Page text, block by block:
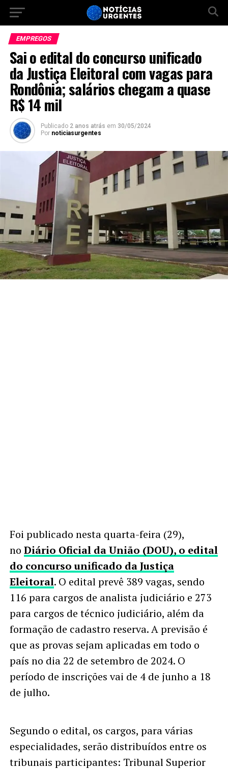
EMPREGOS
Sai o edital do concurso unificado
da Justiça Eleitoral com vagas para
Rondônia; salários chegam a quase
R$ 14 mil
Publicado 2 anos atrás em 30/05/2024
Por noticiasurgentes
Foi publicado nesta quarta-feira (29),
no Diário Oficial da União (DOU), o edital
do concurso unificado da Justiça
Eleitoral. O edital prevê 389 vagas, sendo
116 para cargos de analista judiciário e 273
para cargos de técnico judiciário, além da
formação de cadastro reserva. A previsão é
que as provas sejam aplicadas em todo o
país no dia 22 de setembro de 2024. O
período de inscrições vai de 4 de junho a 18
de julho.
Segundo o edital, os cargos, para várias
especialidades, serão distribuídos entre os
tribunais participantes: Tribunal Superior